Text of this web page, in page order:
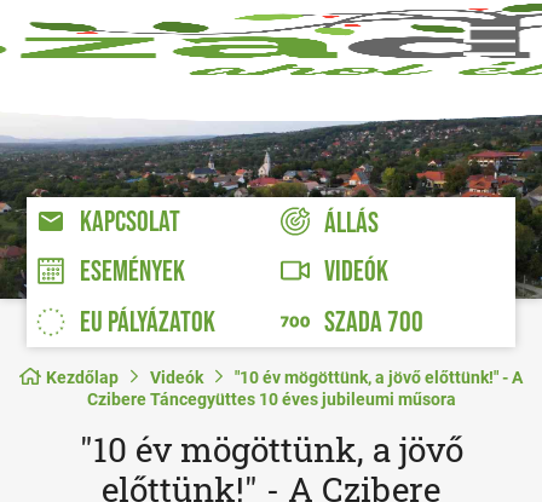
KAPCSOLAT
ÁLLÁS
ESEMÉNYEK
VIDEÓK
EU PÁLYÁZATOK
SZADA 700
Kezdőlap Videók
"10 év mögöttünk, a jövő előttünk!" - A
Czibere Táncegyüttes 10 éves jubileumi műsora
"10 év mögöttünk, a jövő
előttünk!" - A Czibere